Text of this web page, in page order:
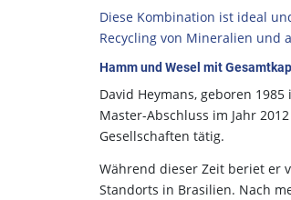
Diese Kombination ist ideal
Recycling von Mineralien und
Hamm und Wesel mit
David Heymans, geboren
Master-Abschluss im Jahr
Gesellschaften tätig.
Während dieser Zeit beriet er
Standorts in Brasilien. Nach